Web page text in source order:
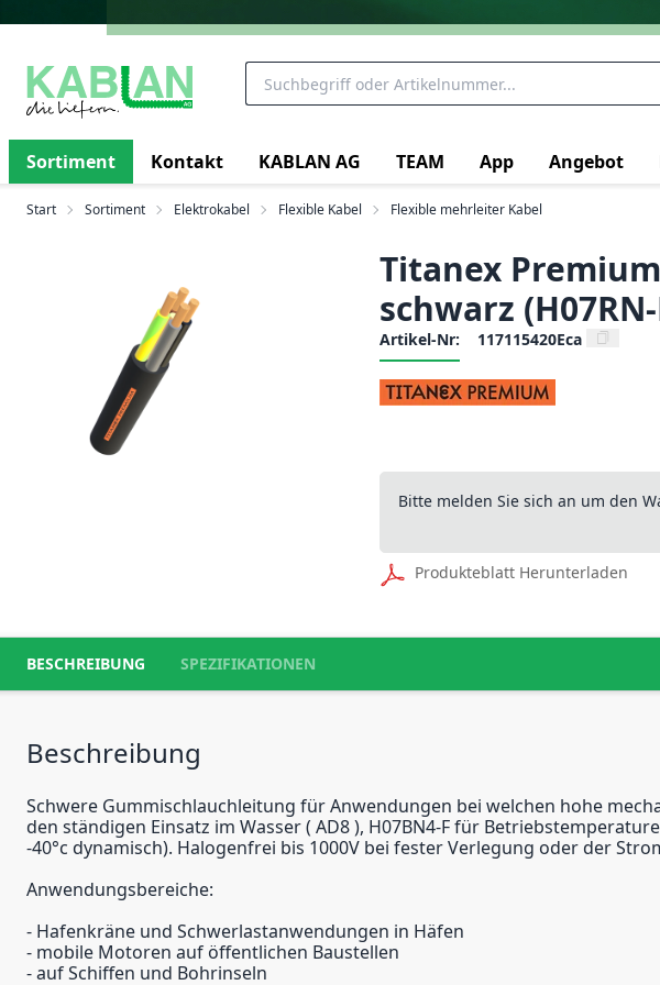
Sortiment Kontakt KABLAN AG TEAM App Angebot
Start Sortiment Elektrokabel Flexible Kabel Flexible mehrleiter Kabel
Titanex
schwarz (H07RN-
Artikel-Nr: 117115420Eca
Bitte melden Sie sich an um den
Produkteblatt Herunterladen
BESCHREIBUNG SPEZIFIKATIONEN
Beschreibung
Schwere Gummischlauchleitung für Anwendungen bei welchen hohe
den ständigen Einsatz im Wasser ( AD8 ), H07BN4-F für
-40°c dynamisch). Halogenfrei bis 1000V bei fester Verlegung oder der
Anwendungsbereiche:
- Hafenkräne und Schwerlastanwendungen in Häfen
- mobile Motoren auf öffentlichen Baustellen
- auf Schiffen und Bohrinseln